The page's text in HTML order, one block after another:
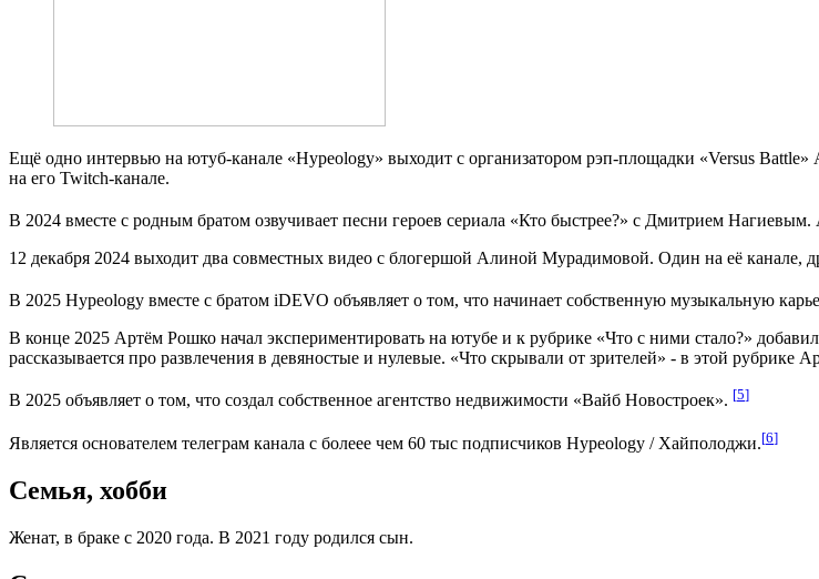
Ещё одно интервью на ютуб-канале «Hypeology» выходит с организатором рэп-площадки «Versus
на его Twitch-канале.
В 2024 вместе с родным братом озвучивает песни героев сериала «Кто быстрее?» с Дмитрием
12 декабря 2024 выходит два совместных видео с блогершой Алиной Мурадимовой. Один на её канале,
В 2025 Hypeology вместе с братом iDEVO объявляет о том, что начинает собственную музыкальную
В конце 2025 Артём Рошко начал экспериментировать на ютубе и к рубрике «Что с ними стало?»
рассказывается про развлечения в девяностые и нулевые. «Что скрывали от зрителей» - в этой
В 2025 объявляет о том, что создал собственное агентство недвижимости «Вайб Новостроек». [5]
Является основателем телеграм канала с болеее чем 60 тыс подписчиков Hypeology / Хайполоджи.[6]
Семья, хобби
Женат, в браке с 2020 года. В 2021 году родился сын.